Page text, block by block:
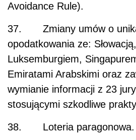
Avoidance Rule).
37. Zmiany umów o
opodatkowania ze:
Luksemburgiem,
Emiratami Arabskimi oraz
wymianie informacji z 23
stosującymi szkodliwe
38. Loteria paragonowa.